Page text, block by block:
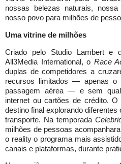
nossas belezas naturais,
nosso povo para milhões de
Uma vitrine de milhões
Criado pelo Studio Lambert e
All3Media International, o Race
duplas de competidores a
recursos limitados — apenas o
passagem aérea — e sem
internet ou cartões de crédito.
destino final explorando
transporte. Na temporada
milhões de pessoas
o reality o programa mais
canais e plataformas, durante